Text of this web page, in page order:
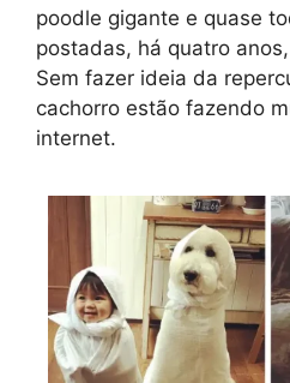
poodle gigante e quase
postadas, há quatro
Sem fazer ideia da
cachorro estão fazendo
internet.